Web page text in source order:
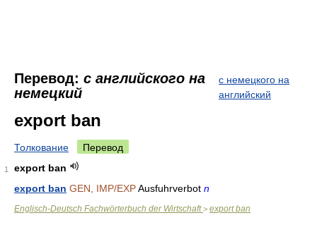
Перевод: с английского на
немецкий
с немецкого на
английский
export ban
Толкование Перевод
1
export ban
export ban GEN, IMP/EXPAusfuhrverbot n
Englisch-Deutsch Fachwörterbuch der Wirtschaft> export ban